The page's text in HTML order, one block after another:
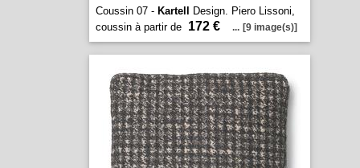
Coussin 07 - Kartell
Design. Piero Lissoni,
coussin à partir de 172 € ... [9 image(s)]